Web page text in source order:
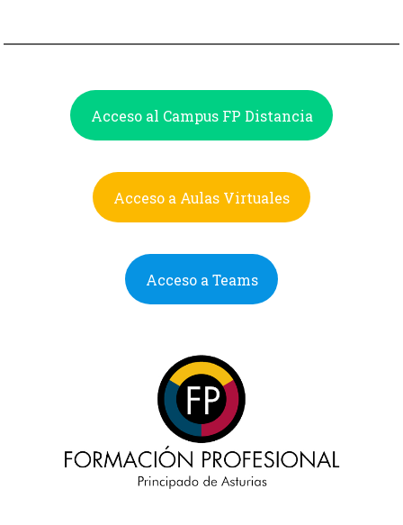
Acceso al Campus FP Distancia
Acceso a Aulas Virtuales
Acceso a Teams